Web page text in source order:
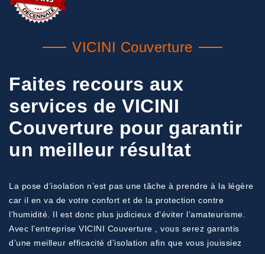
VICINI Couverture
Faites recours aux
services de VICINI
Couverture pour garantir
un meilleur résultat
La pose d’isolation n’est pas une tâche à prendre à la légère
car il en va de votre confort et de la protection contre
l’humidité. Il est donc plus judicieux d’éviter l’amateurisme.
Avec l’entreprise VICINI Couverture , vous serez garantis
d’une meilleur efficacité d’isolation afin que vous jouissiez